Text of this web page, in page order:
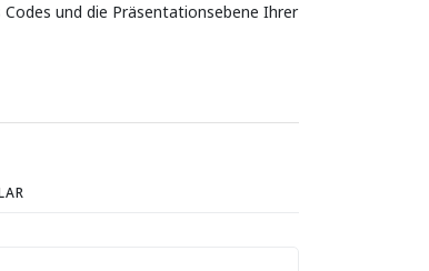
und die Präsentationsebene Ihrer